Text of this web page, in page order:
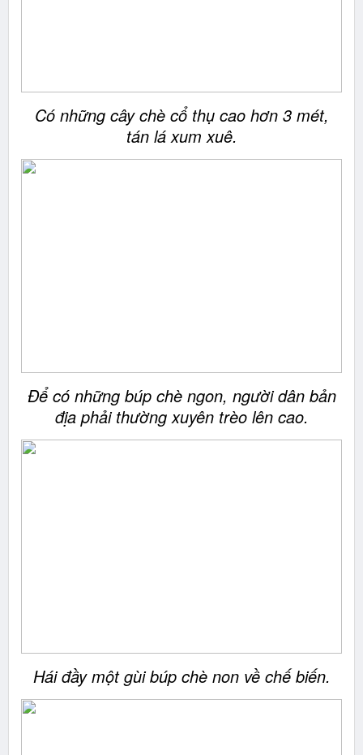
Có những cây chè cổ thụ cao hơn 3 mét,
tán lá xum xuê.
Để có những búp chè ngon, người dân bản
địa phải thường xuyên trèo lên cao.
Hái đầy một gùi búp chè non về chế biến.